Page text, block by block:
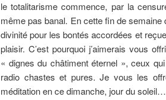
le totalitarisme commence, par la
même pas banal. En cette fin de semaine
divinité pour les bontés accordées et
plaisir. C’est pourquoi j’aimerais vous
« dignes du châtiment éternel », ceux
radio chastes et pures. Je vous les
méditation en ce dimanche, jour du soleil…